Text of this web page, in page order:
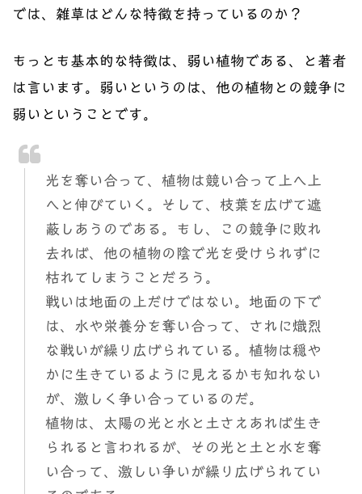
では、雑草はどんな特徴を持っているのか？
もっとも基本的な特徴は、弱い植物である、と著者
は言います。弱いというのは、他の植物との競争に
弱いということです。
光を奪い合って、植物は競い合って上へ上
へと伸びていく。そして、枝葉を広げて遮
蔽しあうのである。もし、この競争に敗れ
去れば、他の植物の陰で光を受けられずに
枯れてしまうことだろう。
戦いは地面の上だけではない。地面の下で
は、水や栄養分を奪い合って、されに熾烈
な戦いが繰り広げられている。植物は穏や
かに生きているように見えるかも知れない
が、激しく争い合っているのだ。
植物は、太陽の光と水と土さえあれば生き
られると言われるが、その光と土と水を奪
い合って、激しい争いが繰り広げられてい